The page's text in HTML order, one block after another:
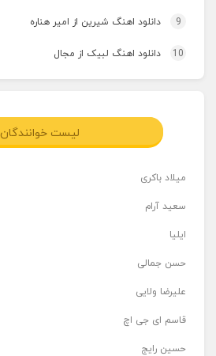
9 دانلود اهنگ شیرین از امیر هناره
10 دانلود اهنگ لبیک از مجال
لیست خوانندگان
میلاد باکری
سعید آرام
ایلیا
حسن جمالی
علیرضا ولایی
قاسم ای جی اچ
حسین رایج